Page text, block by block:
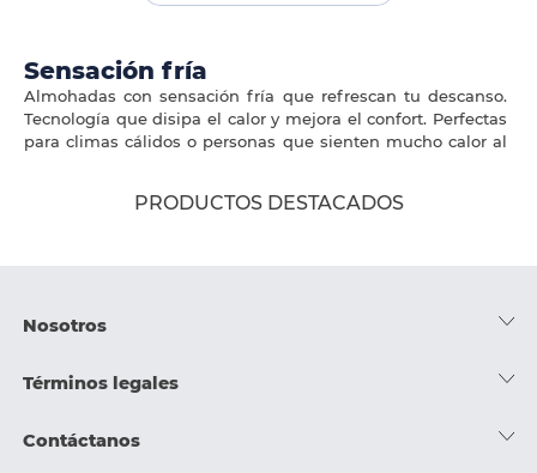
Sensación fría
Almohadas con sensación fría que refrescan tu descanso.
Tecnología que disipa el calor y mejora el confort. Perfectas
para climas cálidos o personas que sienten mucho calor al
PRODUCTOS DESTACADOS
Nosotros
Acerca de nosotros
Términos legales
Política de tratamiento de datos
Contáctanos